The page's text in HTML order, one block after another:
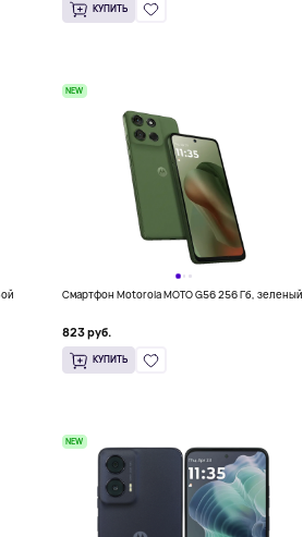
КУПИТЬ
NEW
Смартфон Motorola MOTO G56 256 Гб, зеленый
823 руб.
КУПИТЬ
NEW